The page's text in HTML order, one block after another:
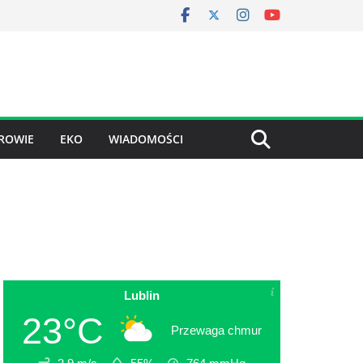
EKO WIADOMOŚCI
Lublin
23°C Przewaga chmur